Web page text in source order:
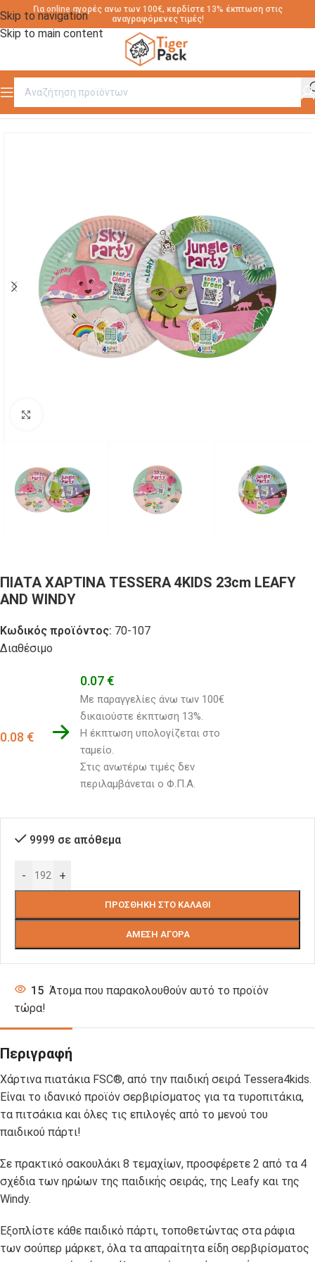
Skip to navigation
Skip to main content
Για online αγορές ανω των 100€, κερδίστε 13% έκπτωση στις
αναγραφόμενες τιμές!
Αρχική σελίδα / ΠΑΙΔΙΚΗ ΣΕΙΡΑ ΑΝΑΛΩΣΙΜΩΝ
ΠΙΑΤΑ ΧΑΡΤΙΝΑ TESSERA 4KIDS 23cm LEAFY
AND WINDY
Κωδικός προϊόντος: 70-107
Διαθέσιμο
0.08 €
0.07 €
Με παραγγελίες άνω των 100€
δικαιούστε έκπτωση 13%.
Η έκπτωση υπολογίζεται στο
ταμείο.
Στις ανωτέρω τιμές δεν
περιλαμβάνεται ο Φ.Π.Α.
9999 σε απόθεμα
- +
ΠΡΟΣΘΉΚΗ ΣΤΟ ΚΑΛΆΘΙ
ΆΜΕΣΗ ΑΓΟΡΆ
15 Άτομα που παρακολουθούν αυτό το προϊόν
τώρα!
Περιγραφή
Χάρτινα πιατάκια FSC®, από την παιδική σειρά Tessera4kids.
Είναι το ιδανικό προϊόν σερβιρίσματος για τα τυροπιτάκια,
τα πιτσάκια και όλες τις επιλογές από το μενού του
παιδικού πάρτι!
Σε πρακτικό σακουλάκι 8 τεμαχίων, προσφέρετε 2 από τα 4
σχέδια των ηρώων της παιδικής σειράς, της Leafy και της
Windy.
Εξοπλίστε κάθε παιδικό πάρτι, τοποθετώντας στα ράφια
των σούπερ μάρκετ, όλα τα απαραίτητα είδη σερβιρίσματος